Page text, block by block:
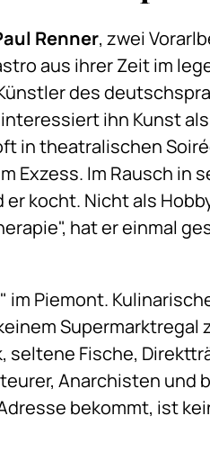
Renner, zwei
aus ihrer Zeit im
des
ihn Kunst
in theatralischen
Exzess. Im Rausch in
kocht. Nicht als
hat er einmal
Piemont.
Supermarktregal
Fische,
Anarchisten und
bekommt, ist